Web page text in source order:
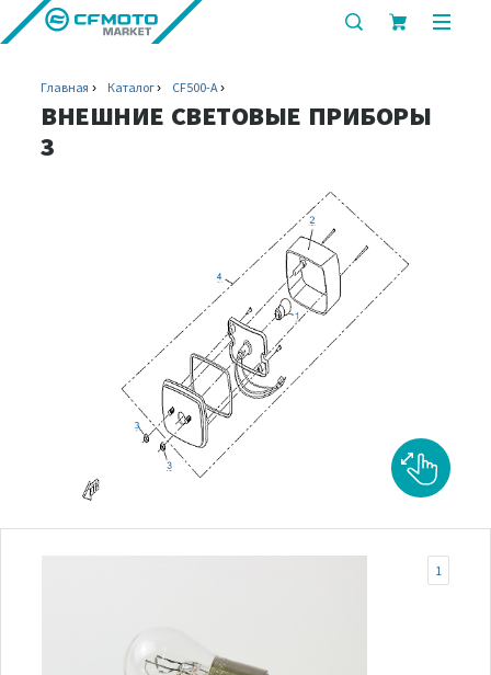
показать
поиска
Главная Каталог CF500-A
ВНЕШНИЕ СВЕТОВЫЕ ПРИБОРЫ
3
1